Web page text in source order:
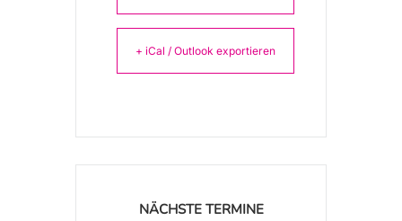
+ iCal / Outlook exportieren
NÄCHSTE TERMINE